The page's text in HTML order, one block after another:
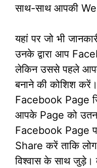
साथ-साथ आपकी
यहां पर जो भी
उनके द्वारा आप
लेकिन उससे पहले
बनाने की कोशिश
Facebook Page
आपके Page को
Facebook Page
Share करें ताकि
विश्वास के साथ जुड़े।